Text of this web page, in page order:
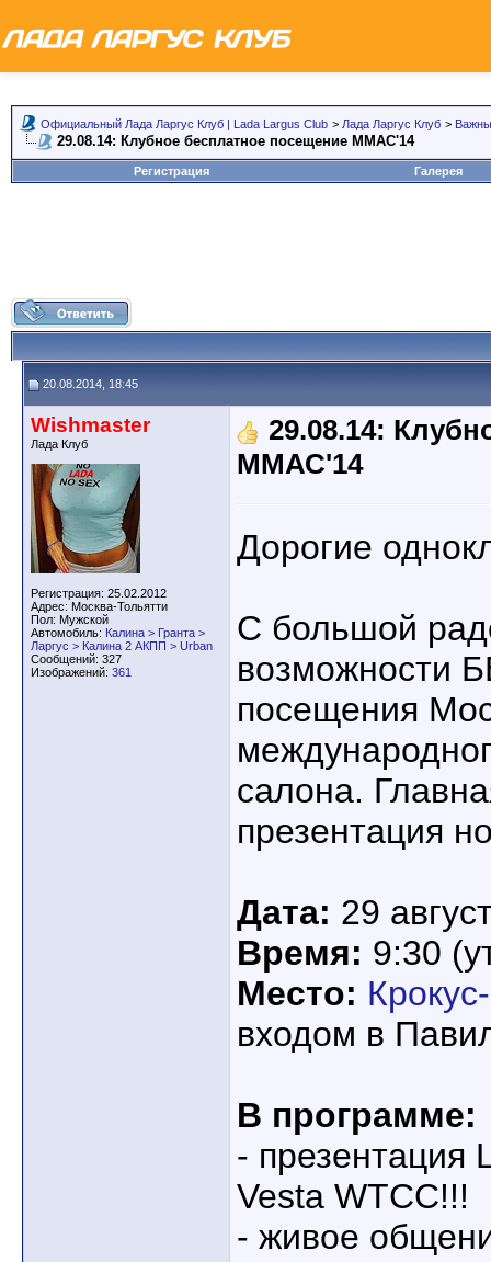
Официальный Лада Ларгус Клуб | Lada Largus Club > Лада Ларгус Клуб >
29.08.14: Клубное бесплатное посещение ММАС'14
Регистрация Галерея
20.08.2014, 18:45
Wishmaster
Лада Клуб
Регистрация: 25.02.2012
Адрес: Москва-Тольятти
Пол: Мужской
Автомобиль: Калина > Гранта >
Ларгус > Калина 2 АКПП > Urban
Сообщений: 327
Изображений: 361
29.08.14:
ММАС'14
Дорогие
С большой
возможности
посещения
салона.
презентация
Дата: 29
Время: 9:30
Место:
входом в
В программе:
- презентация
Vesta WTCC!!!
- живое